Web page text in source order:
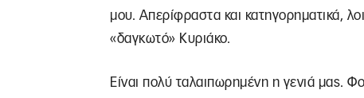
μου. Απερίφραστα και κατηγορηματικά,
«δαγκωτό» Κυριάκο.
Είναι πολύ ταλαιπωρημένη η γενιά μας.